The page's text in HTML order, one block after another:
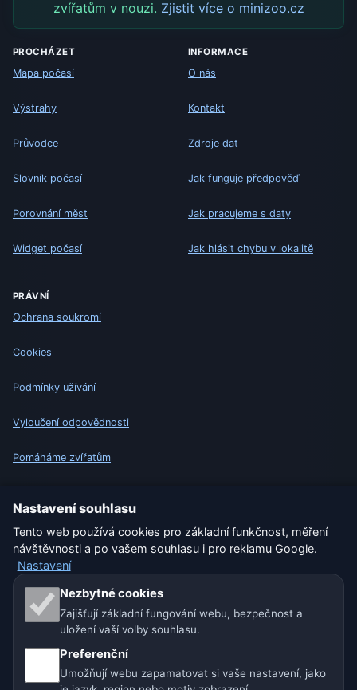
zvířatům v nouzi. Zjistit více o minizoo.cz
PROCHÁZET
Mapa počasí
Výstrahy
Průvodce
Slovník počasí
Porovnání měst
Widget počasí
INFORMACE
O nás
Kontakt
Zdroje dat
Jak funguje předpověď
Jak pracujeme s daty
Jak hlásit chybu v lokalitě
PRÁVNÍ
Ochrana soukromí
Cookies
Podmínky užívání
Vyloučení odpovědnosti
Pomáháme zvířatům
Nastavení
Naše weby o počasí:
🇨🇿 Česko 🇭🇷 Chorvatsko 🇧🇬 Bulharsko
🇩🇪🇦🇹🇨🇭 Německo / Rakousko / Švýcarsko
Nastavení souhlasu
Tento web používá cookies pro základní funkčnost, měření
návštěvnosti a po vašem souhlasu i pro reklamu Google.
Nastavení
Nezbytné cookies
Zajišťují základní fungování webu, bezpečnost a
uložení vaší volby souhlasu.
Preferenční
Umožňují webu zapamatovat si vaše nastavení, jako